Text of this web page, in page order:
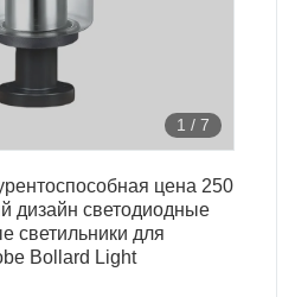
1 / 7
цена 250
дизайн светодиодные
светильники для
Bollard Light